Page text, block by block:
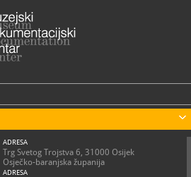
ADRESA
Trg Svetog Trojstva 6, 31000 Osijek
Osječko-baranjska županija
ADRESA